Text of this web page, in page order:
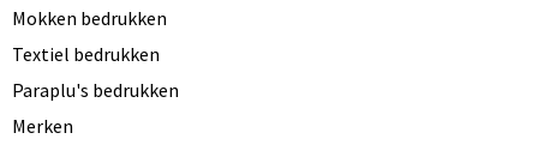
Mokken bedrukken
Textiel bedrukken
Paraplu's bedrukken
Merken